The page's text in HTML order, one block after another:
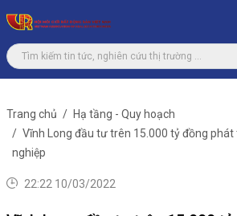
Trang chủ
Hạ tầng - Quy hoạch
Vĩnh Long đầu tư trên 15.000 tỷ đồng phát
nghiệp
22:22 10/03/2022